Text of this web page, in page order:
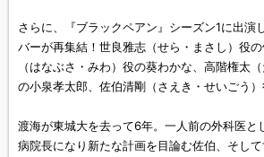
さらに、『ブラックペアン』シーズン1に出演
バーが再集結！世良雅志（せら・まさし）役
（はなぶさ・みわ）役の葵わかな、高階権太
の小泉孝太郎、佐伯清剛（さえき・せいごう）
渡海が東城大を去って6年。一人前の外科医と
病院長になり新たな計画を目論む佐伯、そし